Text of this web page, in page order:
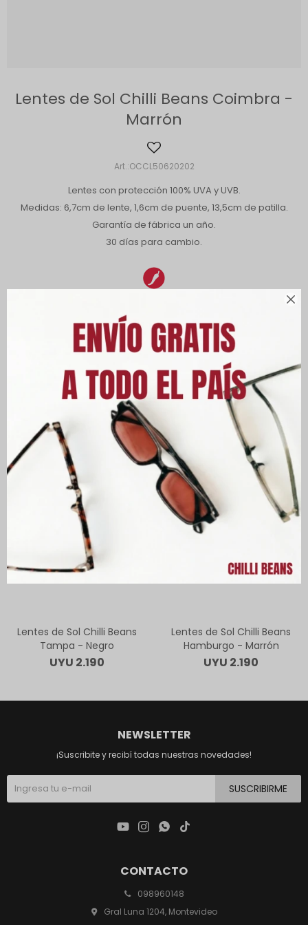

Lentes de Sol Chilli Beans Coimbra -
Marrón
OCCL50620202
Lentes con protección 100% UVA y UVB.
Medidas: 6,7cm de lente, 1,6cm de puente, 13,5cm de patilla.
Garantía de fábrica un año.
30 días para cambio.
Este artículo está agotado.
PRODUCTOS QUE TE PUEDEN
INTERESAR
Lentes de Sol Chilli Beans
Tampa - Negro
UYU 2.190
Lentes de Sol Chilli Beans
Hamburgo - Marrón
UYU 2.190
CONTACTO
098960148
Gral Luna 1204, Montevideo
NEWSLETTER
¡Suscribite y recibí todas nuestras novedades!
SUSCRIBIRME
   